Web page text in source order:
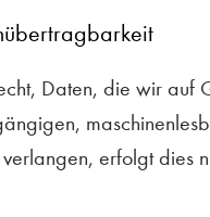
Daten, die wir auf
erfolgt dies